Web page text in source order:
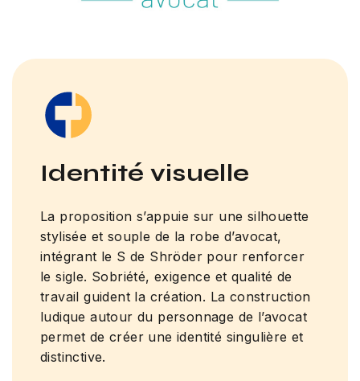
Identité visuelle
La proposition s’appuie sur une silhouette
stylisée et souple de la robe d’avocat,
intégrant le S de Shröder pour renforcer
le sigle. Sobriété, exigence et qualité de
travail guident la création. La construction
ludique autour du personnage de l’avocat
permet de créer une identité singulière et
distinctive.